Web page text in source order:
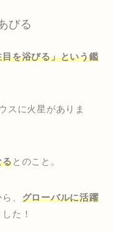
びる
を浴びる」という鑑
スに火星がありま
るとのこと。
、 グローバルに活躍
た！